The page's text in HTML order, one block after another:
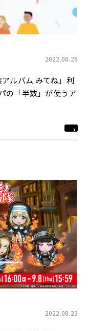
2022.08.26
ルバム みてね」利
の「半数」が使うア
2022.08.23